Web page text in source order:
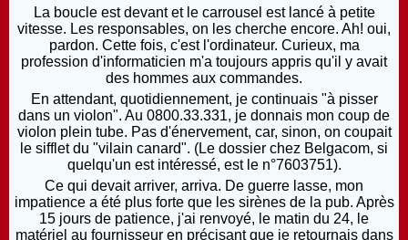
La boucle est devant et le carrousel est lancé à petite
vitesse. Les responsables, on les cherche encore. Ah! oui,
pardon. Cette fois, c'est l'ordinateur. Curieux, ma
profession d'informaticien m'a toujours appris qu'il y avait
des hommes aux commandes.
En attendant, quotidiennement, je continuais "à pisser
dans un violon". Au 0800.33.331, je donnais mon coup de
violon plein tube. Pas d'énervement, car, sinon, on coupait
le sifflet du "vilain canard". (Le dossier chez Belgacom, si
quelqu'un est intéressé, est le n°7603751).
Ce qui devait arriver, arriva. De guerre lasse, mon
impatience a été plus forte que les sirènes de la pub. Après
15 jours de patience, j'ai renvoyé, le matin du 24, le
matériel au fournisseur en précisant que je retournais dans